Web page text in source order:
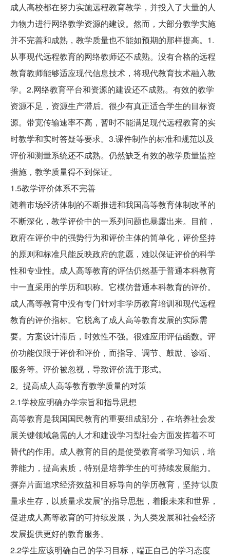
成人高校都在努力实施远程教育教学，并投入了大量的人
力物力进行网络教学资源的建设。然而，大部分教学实施
并不完善和成熟，教学质量也不能如预期的那样提高。1.
从事现代远程教育的网络教师还不成熟。没有合格的远程
教育教师能够适应现代信息技术，将现代教育技术融入教
学。2.网络教育平台和资源的建设还不成熟。有效的教学
资源不足，资源生产滞后。很少有真正适合学生的目标资
源。带宽传输速率不高，暂时不能满足现代远程教育的实
时教学和实时答疑等要求。3.课件制作的标准和规范以及
评价和测量系统还不成熟。仍然缺乏有效的教学质量监控
措施，教学质量得不到保证。
1.5教学评价体系不完善
随着市场经济体制的不断推进和我国高等教育体制改革的
不断深化，教学评价中的一系列问题也暴露出来。目前，
政府在评价中的强势行为和评价主体的简单化，评价坚持
的原则和标准只能反映政府的意愿，难以保证评价的科学
性和专业性。成人高等教育的评估仍然基于普通本科教育
中一直采用的学历和职称。它模仿普通本科教育的评价。
成人高等教育中没有专门针对非学历教育培训和现代远程
教育的评价指标。它脱离了成人高等教育发展的实际需
要。方案设计滞后，时效性不强。很难应用评估函数。评
价功能仅限于评价和评价，而指导、调节、鼓励、诊断、
服务等。评价被忽视，导致评价流于形式。
2。提高成人高等教育教学质量的对策
2.1学校应明确办学宗旨和指导思想
高等教育是我国国民教育的重要组成部分，在培养社会发
展关键领域急需的人才和建设学习型社会方面发挥着不可
替代的作用。成人教育的目的是使受教育者学习知识，培
养能力，提高素质，特别是培养学生的可持续发展能力。
摒弃片面追求经济效益和目标导向的学历教育，坚持“以质
量求生存，以质量求发展”的指导思想，着眼未来和世界，
促进成人高等教育的可持续发展，为人类发展和社会经济
发展提供更好的教育服务。
2.2学生应该明确自己的学习目标，端正自己的学习态度